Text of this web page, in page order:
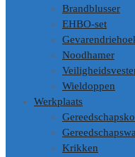
Brandblusser
EHBO-set
Noodhamer
Wieldoppen
Werkplaats
Krikken